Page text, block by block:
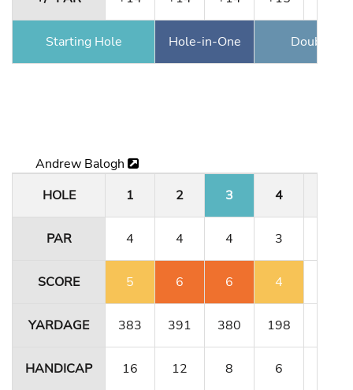
Starting Hole Hole-in-One Double
Andrew Balogh
HOLE
1 2 3 4
PAR 4 4 4 3
SCORE 5 6 6 4
YARDAGE 383 391 380 198
HANDICAP 16 12 8 6